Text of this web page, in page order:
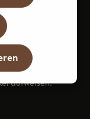
zzgl.
wenn nicht
und
aufweisen.